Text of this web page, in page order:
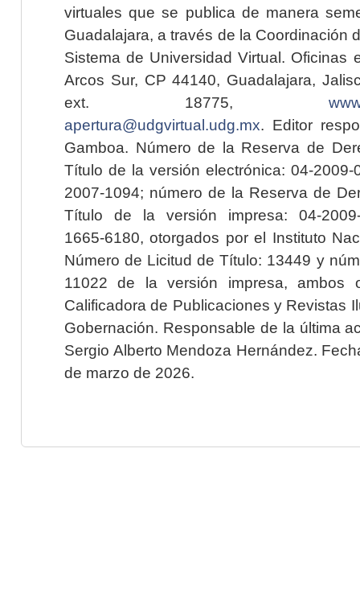
virtuales que se publica de manera
Guadalajara, a través de la Coordinación
Sistema de Universidad Virtual. Oficinas
Arcos Sur, CP 44140, Guadalajara,
ext. 18775,
apertura@udgvirtual.udg.mx. Editor
Gamboa. Número de la Reserva de
Título de la versión electrónica: 04-2009-
2007-1094; número de la Reserva de
Título de la versión impresa: 04-2009-
1665-6180, otorgados por el Instituto
Número de Licitud de Título: 13449 y
11022 de la versión impresa, ambos
Calificadora de Publicaciones y Revistas
Gobernación. Responsable de la última
Sergio Alberto Mendoza Hernández.
de marzo de 2026.